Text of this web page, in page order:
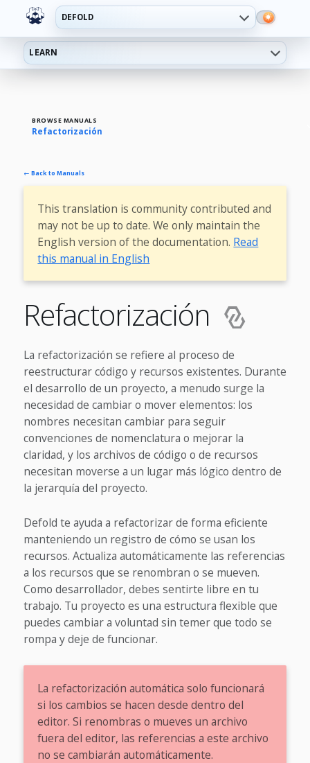
DEFOLD
LEARN
BROWSE MANUALS
Refactorización
← Back to Manuals
This translation is community contributed and
may not be up to date. We only maintain the
English version of the documentation. Read
this manual in English
Refactorización
La refactorización se refiere al proceso de
reestructurar código y recursos existentes. Durante
el desarrollo de un proyecto, a menudo surge la
necesidad de cambiar o mover elementos: los
nombres necesitan cambiar para seguir
convenciones de nomenclatura o mejorar la
claridad, y los archivos de código o de recursos
necesitan moverse a un lugar más lógico dentro de
la jerarquía del proyecto.
Defold te ayuda a refactorizar de forma eficiente
manteniendo un registro de cómo se usan los
recursos. Actualiza automáticamente las referencias
a los recursos que se renombran o se mueven.
Como desarrollador, debes sentirte libre en tu
trabajo. Tu proyecto es una estructura flexible que
puedes cambiar a voluntad sin temer que todo se
rompa y deje de funcionar.
La refactorización automática solo funcionará
si los cambios se hacen desde dentro del
editor. Si renombras o mueves un archivo
fuera del editor, las referencias a este archivo
no se cambiarán automáticamente.